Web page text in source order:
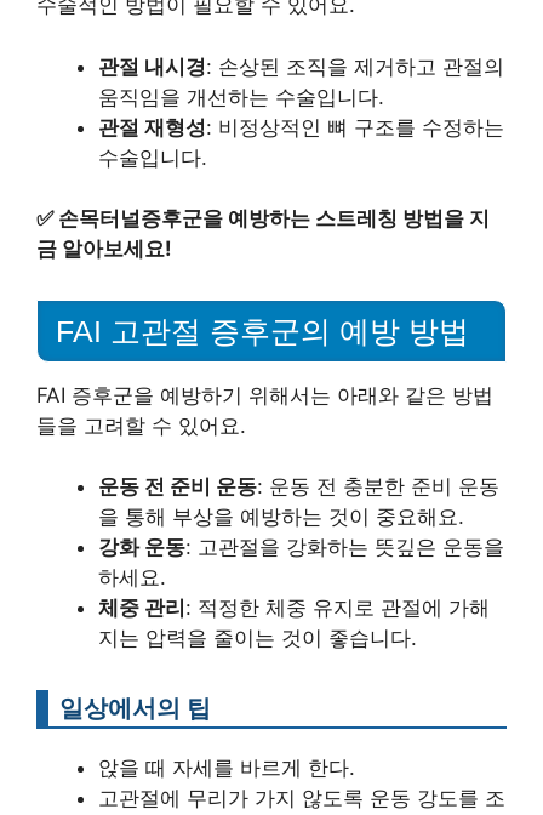
수술적인 방법이 필요할 수 있어요.
관절 내시경: 손상된 조직을 제거하고 관절의
움직임을 개선하는 수술입니다.
관절 재형성: 비정상적인 뼈 구조를 수정하는
수술입니다.
✅ 손목터널증후군을 예방하는 스트레칭 방법을 지
금 알아보세요!
FAI 고관절 증후군의 예방 방법
FAI 증후군을 예방하기 위해서는 아래와 같은 방법
들을 고려할 수 있어요.
운동 전 준비 운동: 운동 전 충분한 준비 운동
을 통해 부상을 예방하는 것이 중요해요.
강화 운동: 고관절을 강화하는 뜻깊은 운동을
하세요.
체중 관리 : 적정한 체중 유지로 관절에 가해
지는 압력을 줄이는 것이 좋습니다.
일상에서의 팁
앉을 때 자세를 바르게 한다.
고관절에 무리가 가지 않도록 운동 강도를 조